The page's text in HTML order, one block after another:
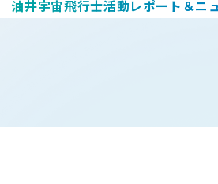
油井宇宙飛行士活動レポート＆ニ